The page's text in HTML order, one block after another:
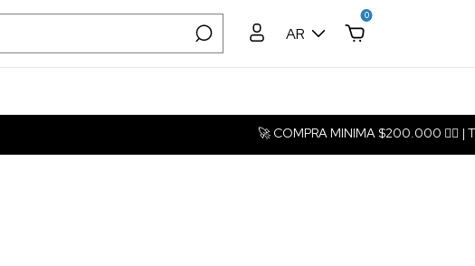
AR
0
🚀 COMPRA MINIMA $200.000 ❤️‍🔥 |